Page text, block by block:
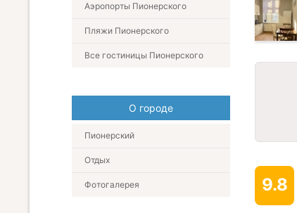
9.8
Аэропорты Пионерского
Пляжи Пионерского
Все гостиницы Пионерского
О городе
Пионерский
Отдых
Фотогалерея